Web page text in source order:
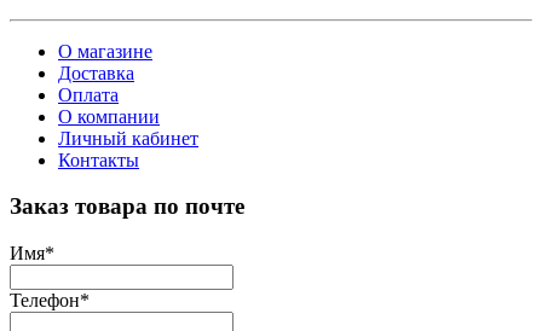
О магазине
Доставка
Оплата
О компании
Личный кабинет
Контакты
Заказ товара по почте
Имя*
Телефон*